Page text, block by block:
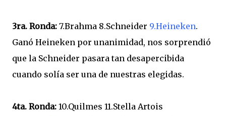
3ra. Ronda: 7.Brahma 8.Schneider 9.Heineken.
Ganó Heineken por unanimidad, nos sorprendió
que la Schneider pasara tan desapercibida
cuando solía ser una de nuestras elegidas.
4ta. Ronda: 10.Quilmes 11.Stella Artois